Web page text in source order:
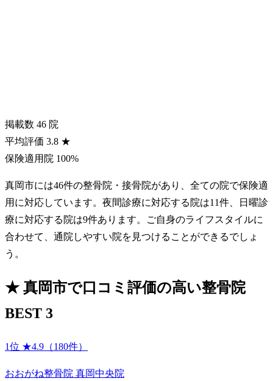
掲載数 46 院
平均評価 3.8 ★
保険適用院 100%
真岡市には46件の整骨院・接骨院があり、全ての院で保険適
用に対応しています。夜間診療に対応する院は11件、日曜診
療に対応する院は9件あります。ご自身のライフスタイルに
合わせて、通院しやすい院を見つけることができるでしょ
う。
★真岡市で口コミ評価の高い整骨院
BEST 3
1位 ★4.9（180件）
おおがね整骨院 真岡中央院